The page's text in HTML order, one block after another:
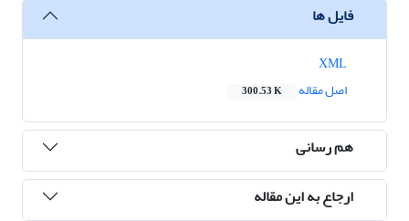
فایل ها
اصل مقاله
300.53 K
هم رسانی
ارجاع به این مقاله